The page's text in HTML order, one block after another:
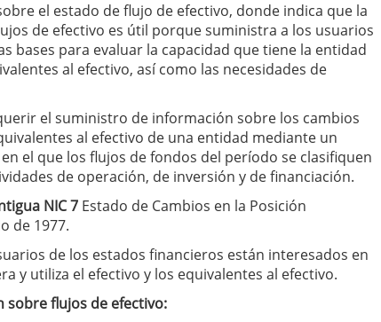
el estado de flujo de efectivo, donde indica que la
de efectivo es útil porque suministra a los usuarios
bases para evaluar la capacidad que tiene la entidad
al efectivo, así como las necesidades de
el suministro de información sobre los cambios
al efectivo de una entidad mediante un
el que los flujos de fondos del período se clasifiquen
de operación, de inversión y de financiación.
NIC 7 Estado de Cambios en la Posición
de 1977.
de los estados financieros están interesados en
y utiliza el efectivo y los equivalentes al efectivo.
sobre flujos de efectivo: